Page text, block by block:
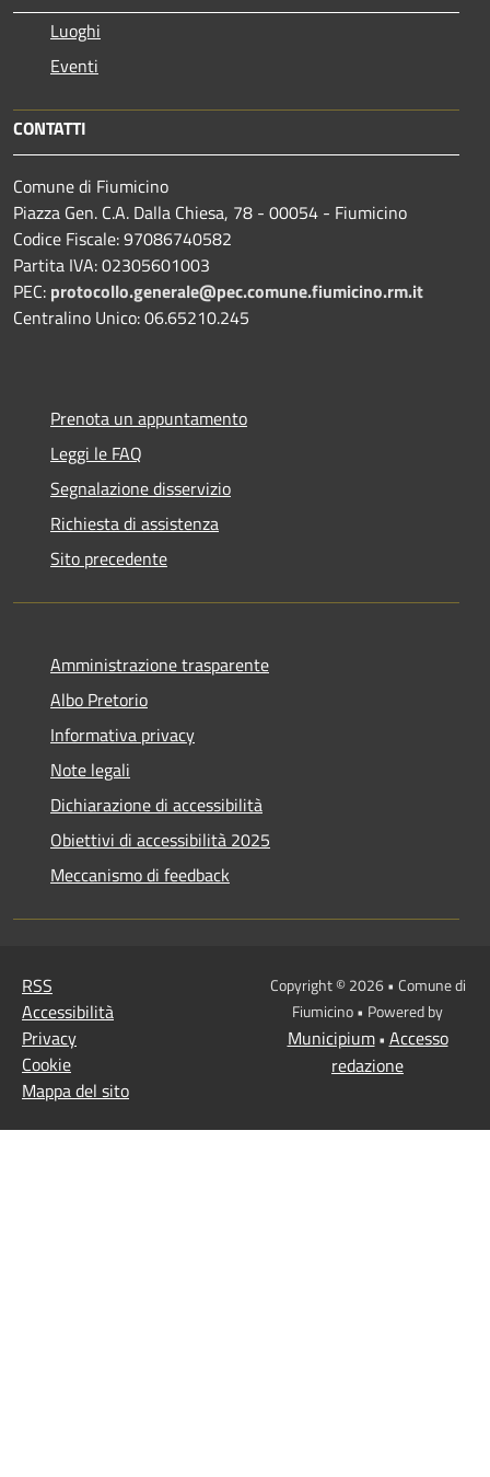
Luoghi
Eventi
CONTATTI
Comune di Fiumicino
Piazza Gen. C.A. Dalla Chiesa, 78 - 00054 - Fiumicino
Codice Fiscale: 97086740582
Partita IVA: 02305601003
PEC: protocollo.generale@pec.comune.fiumicino.rm.it
Centralino Unico: 06.65210.245
Prenota un appuntamento
Leggi le FAQ
Segnalazione disservizio
Richiesta di assistenza
Sito precedente
Amministrazione trasparente
Albo Pretorio
Informativa privacy
Note legali
Dichiarazione di accessibilità
Obiettivi di accessibilità 2025
Meccanismo di feedback
RSS
Accessibilità
Privacy
Cookie
Mappa del sito
Copyright © 2026 • Comune di
Fiumicino • Powered by
Municipium• Accesso
redazione